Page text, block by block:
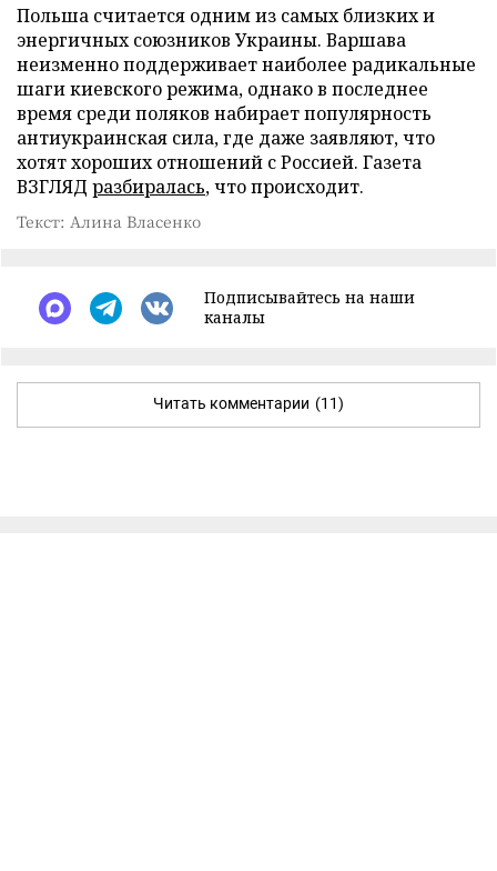
Польша считается одним из самых близких и
энергичных союзников Украины. Варшава
неизменно поддерживает наиболее радикальные
шаги киевского режима, однако в последнее
время среди поляков набирает популярность
антиукраинская сила, где даже заявляют, что
хотят хороших отношений с Россией. Газета
ВЗГЛЯД разбиралась, что происходит.
Текст: Алина Власенко
Подписывайтесь на наши
каналы
Читать комментарии (11)